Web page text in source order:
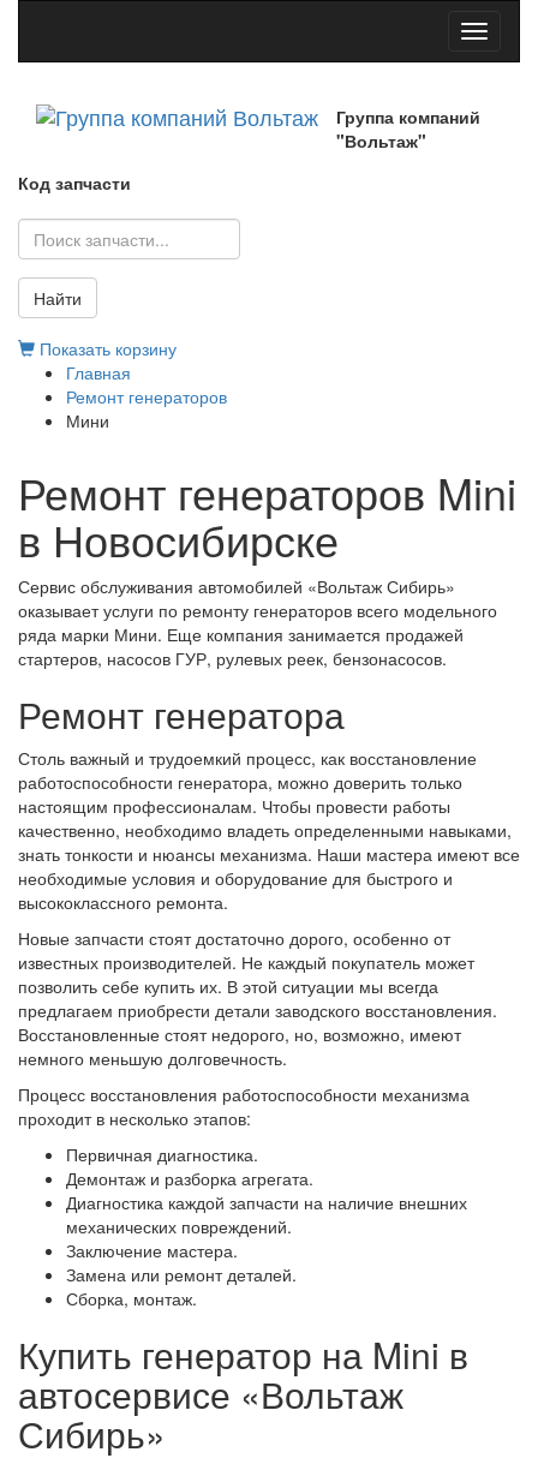
Toggle
Группа компаний
"Вольтаж"
Код запчасти
Найти
Показать корзину
Главная
Ремонт генераторов
Мини
Ремонт генераторов Mini
в Новосибирске
Сервис обслуживания автомобилей «Вольтаж Сибирь»
оказывает услуги по ремонту генераторов всего модельного
ряда марки Мини. Еще компания занимается продажей
стартеров, насосов ГУР, рулевых реек, бензонасосов.
Ремонт генератора
Столь важный и трудоемкий процесс, как восстановление
работоспособности генератора, можно доверить только
настоящим профессионалам. Чтобы провести работы
качественно, необходимо владеть определенными навыками,
знать тонкости и нюансы механизма. Наши мастера имеют все
необходимые условия и оборудование для быстрого и
высококлассного ремонта.
Новые запчасти стоят достаточно дорого, особенно от
известных производителей. Не каждый покупатель может
позволить себе купить их. В этой ситуации мы всегда
предлагаем приобрести детали заводского восстановления.
Восстановленные стоят недорого, но, возможно, имеют
немного меньшую долговечность.
Процесс восстановления работоспособности механизма
проходит в несколько этапов:
Первичная диагностика.
Демонтаж и разборка агрегата.
Диагностика каждой запчасти на наличие внешних
механических повреждений.
Заключение мастера.
Замена или ремонт деталей.
Сборка, монтаж.
Купить генератор на Mini в
автосервисе «Вольтаж
Сибирь»